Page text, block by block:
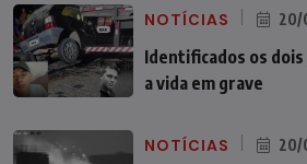
NOTÍCIAS 20/
Identificados os
a vida em grave
NOTÍCIAS 20/